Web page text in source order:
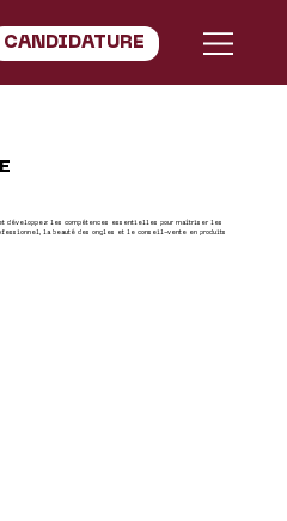
CANDIDATURE
développez les compétences essentielles pour maîtriser les
la beauté des ongles et le conseil-vente en produits